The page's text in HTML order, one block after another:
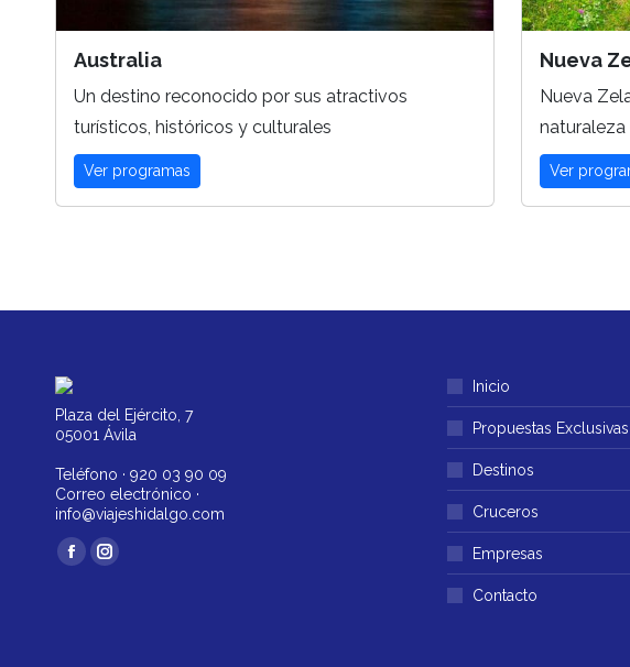
Australia
Un destino reconocido por sus atractivos
turísticos, históricos y culturales
Ver programas
Nueva
Nueva
naturaleza
Ver
Plaza del Ejército, 7
05001 Ávila
Teléfono · 920 03 90 09
Correo electrónico ·
info@viajeshidalgo.com
Encuéntranos en:
FacebookInstagram
Inicio
Propuestas Exclusivas
Destinos
Cruceros
Empresas
Contacto